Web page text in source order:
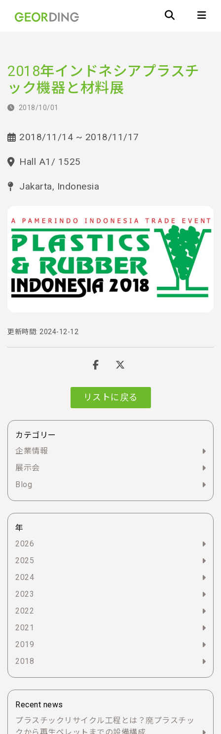
2018年インドネシアプラスチ
ック機器と材料展
2018/10/01
2018/11/14 ~ 2018/11/17
Hall A1/ 1525
Jakarta, Indonesia
更新時間: 2024-12-12
リストに戻る
カテゴリー
企業情報
展示会
Blog
年
2026
2025
2024
2023
2022
2021
2019
2018
Recent news
プラスチックリサイクル工程とは？廃プラスチッ